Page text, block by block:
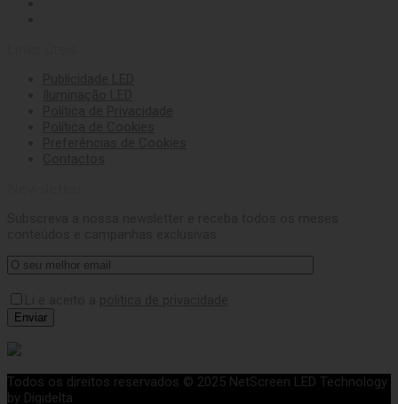
Todos os direitos reservados © 2025 NetScreen LED Technology
by Digidelta